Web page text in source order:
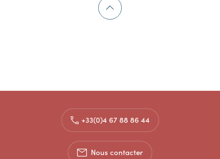
+33(0)4 67 88 86 44
Nous contacter